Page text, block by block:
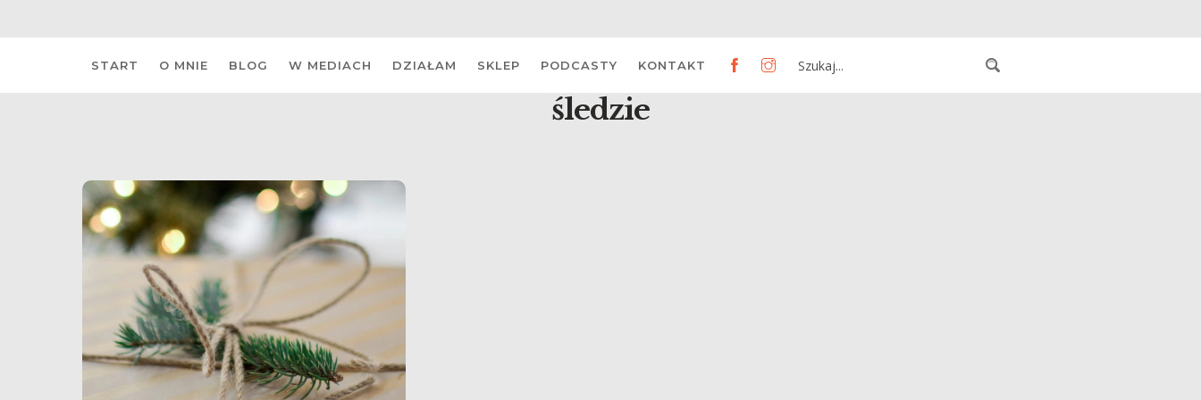
START O MNIE BLOG W MEDIACH DZIAŁAM SKLEP PODCASTY KONTAKT
śledzie